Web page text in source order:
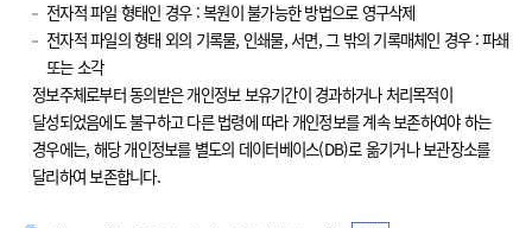
전자적 파일 형태인 경우 : 복원이 불가능한 방법으로 영구삭제
전자적 파일의 형태 외의 기록물, 인쇄물, 서면, 그 밖의 기록매체인 경우 : 파쇄
또는 소각
정보주체로부터 동의받은 개인정보 보유기간이 경과하거나 처리목적이
달성되었음에도 불구하고 다른 법령에 따라 개인정보를 계속 보존하여야 하는
경우에는, 해당 개인정보를 별도의 데이터베이스(DB)로 옮기거나 보관장소를
달리하여 보존합니다.